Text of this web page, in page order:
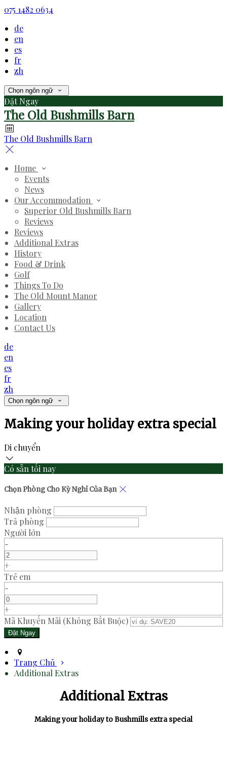
075 1482 0634
de
en
es
fr
zh
Chọn ngôn ngữ
Đặt Ngay
The Old Bushmills Barn
The Old Bushmills Barn
Home
Events
News
Our Accommodation
Superior Old Bushmills Barn
Reviews
Reviews
Additional Extras
History
Food & Drink
Golf
Things To Do
The Old Mount Manor
Gallery
Location
Contact Us
de
en
es
fr
zh
Chọn ngôn ngữ
Making your holiday extra special
Di chuyển
Có sẵn tối nay
Chọn Phòng Cho Kỳ Nghỉ Của Bạn
Nhận phòng
Trả phòng
Người lớn
-
+
Trẻ em
-
+
Mã Khuyến Mãi (Không Bắt Buộc)
Trang Chủ
Additional Extras
Additional Extras
Making your holiday to Bushmills extra special